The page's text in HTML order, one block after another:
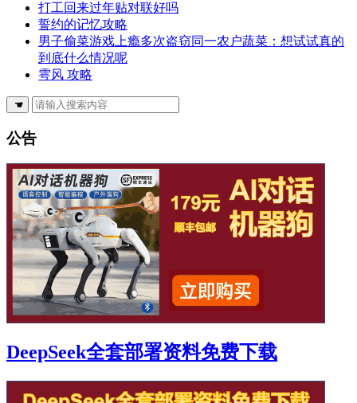
打工回来过年贴对联好吗
誓约的记忆攻略
男子偷菜游戏上瘾多次盗窃同一农户蔬菜：想试试真的
到底什么情况呢
雩风 攻略
☚
公告
DeepSeek全套部署资料免费下载